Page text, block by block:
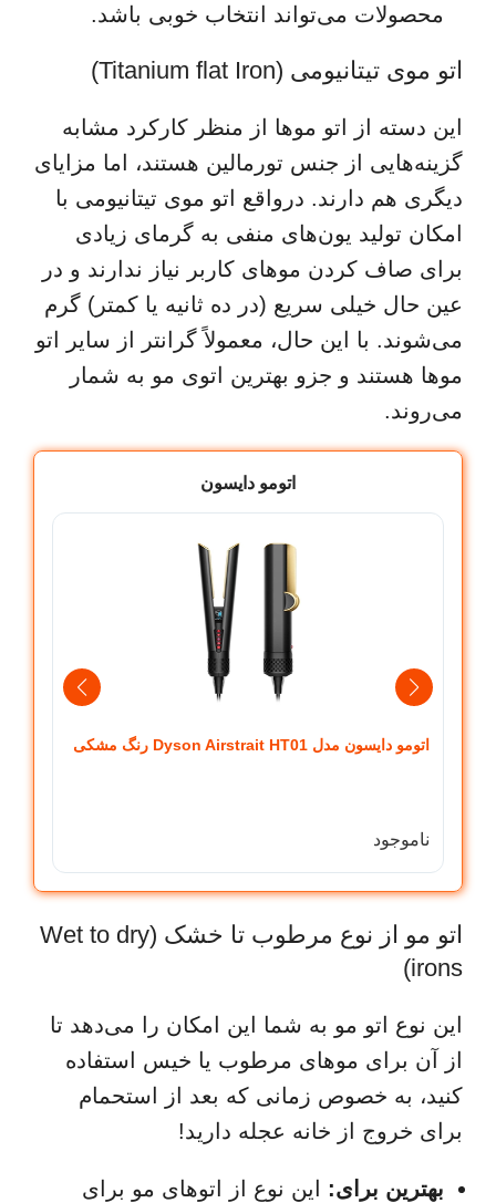
محصولات می‌تواند انتخاب خوبی باشد.
اتو موی تیتانیومی (Titanium flat Iron)
این دسته از اتو موها از منظر کارکرد مشابه
گزینه‌هایی از جنس تورمالین هستند، اما مزایای
دیگری هم دارند. درواقع اتو موی تیتانیومی با
امکان تولید یون‌های منفی به گرمای زیادی
برای صاف کردن موهای کاربر نیاز ندارند و در
عین حال خیلی سریع (در ده ثانیه یا کمتر) گرم
می‌شوند. با این حال، معمولاً گرانتر از سایر اتو
موها هستند و جزو بهترین اتوی مو به شمار
می‌روند.
اتومو دایسون
اتومو دایسون مدل Dyson Airstrait HT01 رنگ مشکی
ناموجود
اتو مو از نوع مرطوب تا خشک (Wet to dry
irons)
این نوع اتو مو به شما این امکان را می‌دهد تا
از آن برای موهای مرطوب یا خیس استفاده
کنید، به خصوص زمانی که بعد از استحمام
برای خروج از خانه عجله دارید!
بهترین برای: این نوع از اتوهای مو برای